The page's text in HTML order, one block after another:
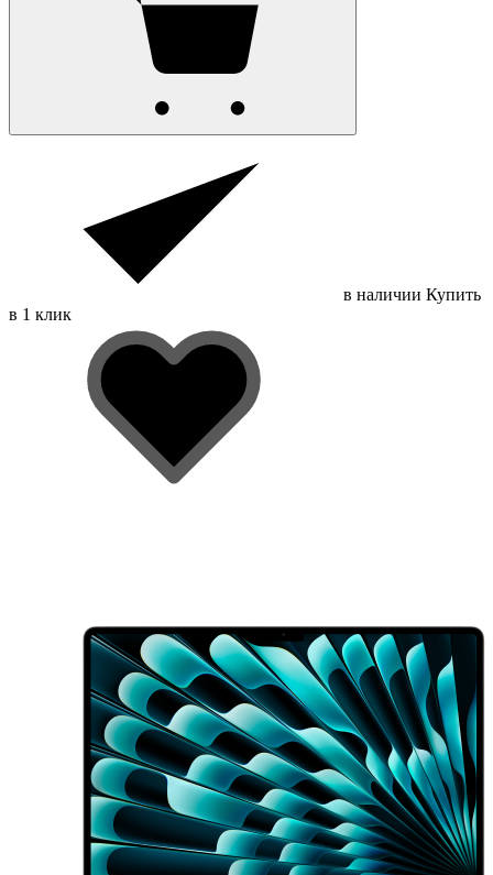
в наличии Купить
в 1 клик